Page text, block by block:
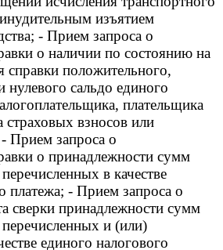
изъятием
- Прием запроса о
о наличии по состоянию на
справки положительного,
нулевого сальдо единого
плательщика
страховых взносов или
- Прием запроса о
о принадлежности сумм
в качестве
платежа; - Прием запроса о
сверки принадлежности сумм
и (или)
единого налогового